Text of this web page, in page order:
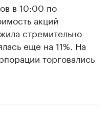
в 10:00 по
акций
стремительно
еще на 11%. На
торговались